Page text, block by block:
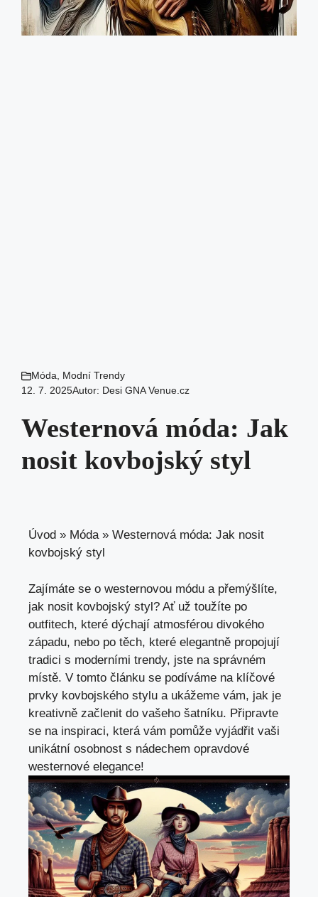
Móda
Modní Trendy
12. 7. 2025Autor: Desi GNA Venue.cz
Westernová móda: Jak
nosit kovbojský styl
Úvod » Móda» Westernová móda: Jak nosit
kovbojský styl
Zajímáte se o westernovou módu a přemýšlíte,
jak nosit kovbojský styl? Ať už toužíte po
outfitech, které dýchají atmosférou divokého
západu, nebo po těch, které elegantně propojují
tradici s moderními trendy, jste na správném
místě. V tomto článku se podíváme na klíčové
prvky kovbojského stylu a ukážeme vám, jak je
kreativně začlenit do vašeho šatníku. Připravte
se na inspiraci, která vám pomůže vyjádřit vaši
unikátní osobnost s nádechem opravdové
westernové elegance!